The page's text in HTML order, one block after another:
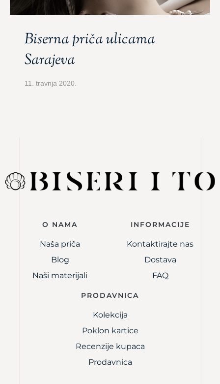
Biserna priča ulicama
Sarajeva
11. travnja 2020.
O NAMA
Naša priča
Blog
Naši materijali
INFORMACIJE
Kontaktirajte nas
Dostava
FAQ
PRODAVNICA
Kolekcija
Poklon kartice
Recenzije kupaca
Prodavnica